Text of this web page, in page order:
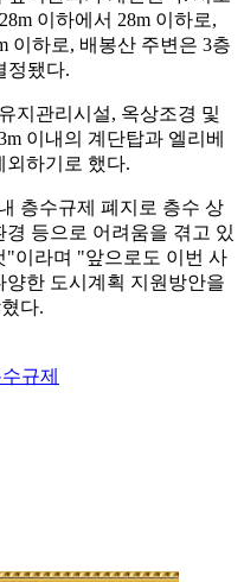
이하에서 28m 이하로,
이하로, 배봉산 주변은 3층
정됐다.
지관리시설, 옥상조경 및
이내의 계단탑과 엘리베
외하기로 했다.
층수규제 폐지로 층수 상
등으로 어려움을 겪고 있
"이라며 "앞으로도 이번 사
한 도시계획 지원방안을
다.
규제